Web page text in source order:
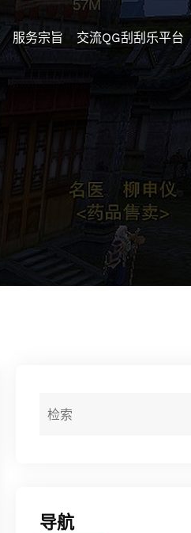
服务宗旨 交流QG刮刮乐平台
导航